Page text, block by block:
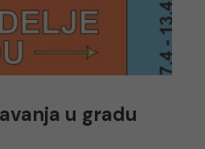
u gradu